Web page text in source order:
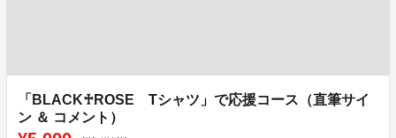
「BLACK♰ROSE Tシャツ」で応援コース（直筆サイ
ン ＆ コメント）